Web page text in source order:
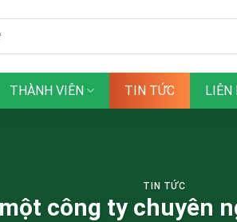
THÀNH VIÊN TIN TỨC LIÊN
TIN TỨC
công ty chuyên